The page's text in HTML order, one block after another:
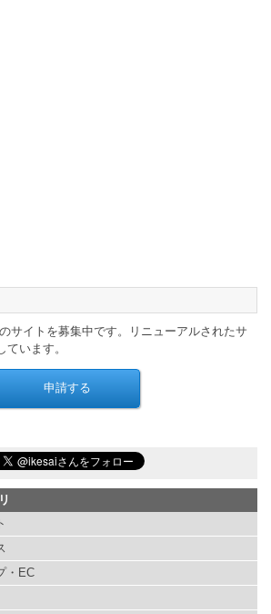
サイトを募集中です。リニューアルされたサ
います。
・EC